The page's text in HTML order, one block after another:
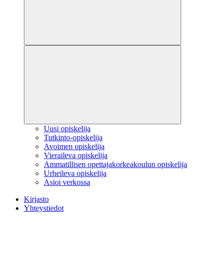
Uusi opiskelija
Tutkinto-opiskelija
Avoimen opiskelija
Vieraileva opiskelija
Ammatillisen opettajakorkeakoulun opiskelija
Urheileva opiskelija
Asioi verkossa
Kirjasto
Yhteystiedot